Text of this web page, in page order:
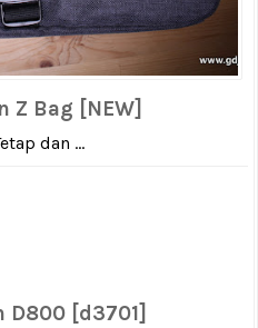
Z Bag [NEW]
dan ...
D800 [d3701]